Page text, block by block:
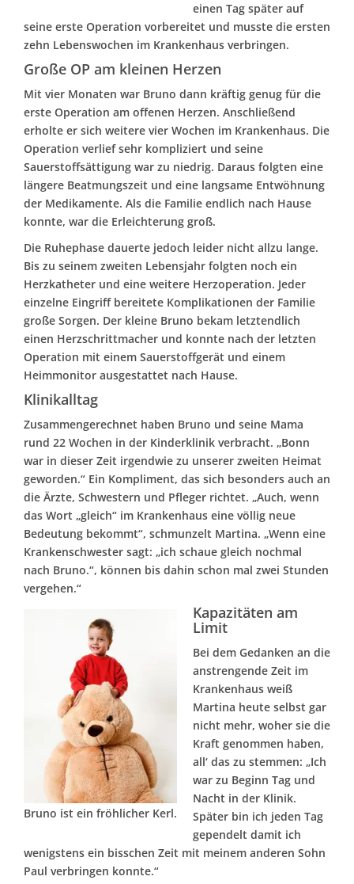
einen Tag später auf
seine erste Operation vorbereitet und musste die ersten
zehn Lebenswochen im Krankenhaus verbringen.
Große OP am kleinen Herzen
Mit vier Monaten war Bruno dann kräftig genug für die
erste Operation am offenen Herzen. Anschließend
erholte er sich weitere vier Wochen im Krankenhaus. Die
Operation verlief sehr kompliziert und seine
Sauerstoffsättigung war zu niedrig. Daraus folgten eine
längere Beatmungszeit und eine langsame Entwöhnung
der Medikamente. Als die Familie endlich nach Hause
konnte, war die Erleichterung groß.
Die Ruhephase dauerte jedoch leider nicht allzu lange.
Bis zu seinem zweiten Lebensjahr folgten noch ein
Herzkatheter und eine weitere Herzoperation. Jeder
einzelne Eingriff bereitete Komplikationen der Familie
große Sorgen. Der kleine Bruno bekam letztendlich
einen Herzschrittmacher und konnte nach der letzten
Operation mit einem Sauerstoffgerät und einem
Heimmonitor ausgestattet nach Hause.
Klinikalltag
Zusammengerechnet haben Bruno und seine Mama
rund 22 Wochen in der Kinderklinik verbracht. „Bonn
war in dieser Zeit irgendwie zu unserer zweiten Heimat
geworden.“ Ein Kompliment, das sich besonders auch an
die Ärzte, Schwestern und Pfleger richtet. „Auch, wenn
das Wort „gleich“ im Krankenhaus eine völlig neue
Bedeutung bekommt“, schmunzelt Martina. „Wenn eine
Krankenschwester sagt: „ich schaue gleich nochmal
nach Bruno.“, können bis dahin schon mal zwei Stunden
vergehen.“
Bruno ist ein fröhlicher Kerl.
Kapazitäten am
Limit
Bei dem Gedanken an die
anstrengende Zeit im
Krankenhaus weiß
Martina heute selbst gar
nicht mehr, woher sie die
Kraft genommen haben,
all‘ das zu stemmen: „Ich
war zu Beginn Tag und
Nacht in der Klinik.
Später bin ich jeden Tag
gependelt damit ich
wenigstens ein bisschen Zeit mit meinem anderen Sohn
Paul verbringen konnte.“